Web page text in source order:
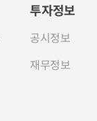
투자정보
공시정보
재무정보